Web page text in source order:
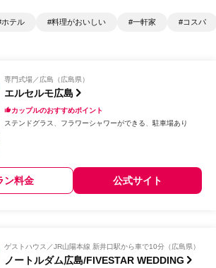
ホテル #料理がおいしい #一軒家 #コスパ
専門式場 広島（広島県）
エルセルモ広島
カップルのおすすめポイント
ステンドグラス
フラワーシャワーができる 駐車場あり
ン料金 公式サイト
ゲストハウス JR山陽本線 新井口駅から車で10分（広島県）
ノートルダム広島/FIVESTAR WEDDING